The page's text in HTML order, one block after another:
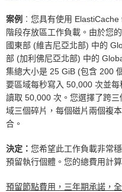
案例 ︰您具有使用
階段存放區工作負載。由於您
國東部 (維吉尼亞北部) 中的
部 (加利佛尼亞北部) 中的
集總大小是 25 GiB (包含 200
要區域每秒寫入 50,000 次並
讀取 50,000 次。您選擇了跨
域三個碎片，每個磁片兩個複
合。
決定： 您希望此工作負載非常
預留執行個體。您的總費用計算
預留節點費用，三年期承諾，